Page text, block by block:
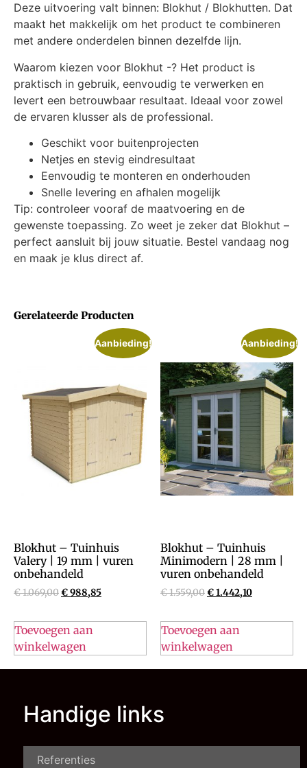
Gerelateerde Producten
Aanbieding!
Blokhut – Tuinhuis
Valery | 19 mm | vuren
onbehandeld
€1.069,00€988,85
Toevoegen aan
winkelwagen
Aanbieding!
Blokhut – Tuinhuis
Minimodern | 28 mm |
vuren onbehandeld
€1.559,00€1.442,10
Toevoegen aan
winkelwagen
Deze uitvoering valt binnen: Blokhut / Blokhutten. Dat
maakt het makkelijk om het product te combineren
met andere onderdelen binnen dezelfde lijn.
Waarom kiezen voor Blokhut -? Het product is
praktisch in gebruik, eenvoudig te verwerken en
levert een betrouwbaar resultaat. Ideaal voor zowel
de ervaren klusser als de professional.
Geschikt voor buitenprojecten
Netjes en stevig eindresultaat
Eenvoudig te monteren en onderhouden
Snelle levering en afhalen mogelijk
Tip: controleer vooraf de maatvoering en de
gewenste toepassing. Zo weet je zeker dat Blokhut –
perfect aansluit bij jouw situatie. Bestel vandaag nog
en maak je klus direct af.
Handige links
Referenties